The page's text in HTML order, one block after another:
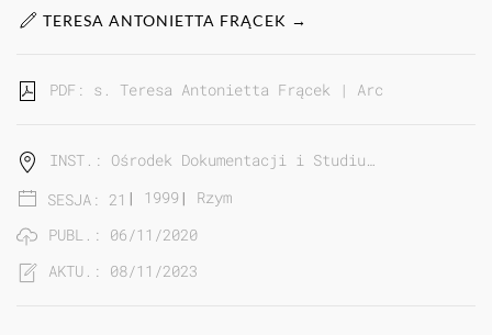
TERESA ANTONIETTA FRĄCEK →
PDF: s. Teresa Antonietta Frącek | Arcybiskup
INST.: Ośrodek Dokumentacji i Studiu…
SESJA: 21 | 1999 | Rzym
PUBL.: 06/11/2020
AKTU.: 08/11/2023